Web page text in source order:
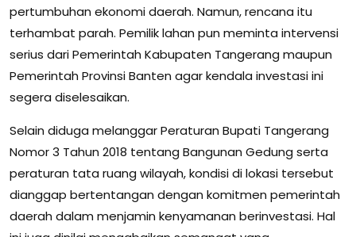
pertumbuhan ekonomi daerah. Namun, rencana itu
terhambat parah. Pemilik lahan pun meminta intervensi
serius dari Pemerintah Kabupaten Tangerang maupun
Pemerintah Provinsi Banten agar kendala investasi ini
segera diselesaikan.
Selain diduga melanggar Peraturan Bupati Tangerang
Nomor 3 Tahun 2018 tentang Bangunan Gedung serta
peraturan tata ruang wilayah, kondisi di lokasi tersebut
dianggap bertentangan dengan komitmen pemerintah
daerah dalam menjamin kenyamanan berinvestasi. Hal